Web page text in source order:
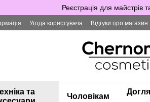
Реєстрація для майстрів
Угода користувача Відгуки про магазин
та
Чоловікам